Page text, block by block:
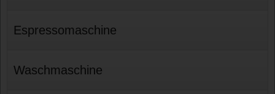
Espressomaschine
Waschmaschine